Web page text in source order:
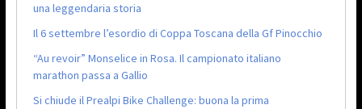
una leggendaria storia
Il 6 settembre l’esordio di Coppa Toscana della Gf Pinocchio
“Au revoir” Monselice in Rosa. Il campionato italiano
marathon passa a Gallio
Si chiude il Prealpi Bike Challenge: buona la prima